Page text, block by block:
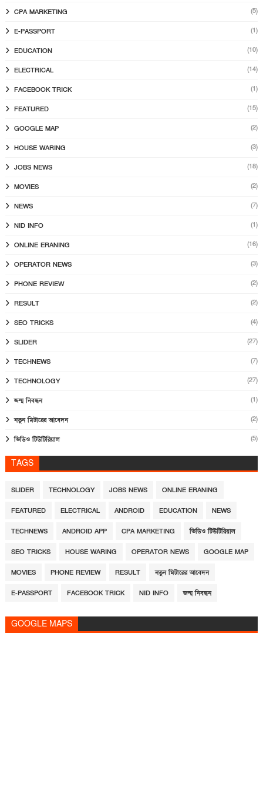
CPA MARKETING (5)
E-PASSPORT (1)
EDUCATION (10)
ELECTRICAL (14)
FACEBOOK TRICK (1)
FEATURED (15)
GOOGLE MAP (2)
HOUSE WARING (3)
JOBS NEWS (18)
MOVIES (2)
NEWS (7)
NID INFO (1)
ONLINE ERANING (16)
OPERATOR NEWS (3)
PHONE REVIEW (2)
RESULT (2)
SEO TRICKS (4)
SLIDER (27)
TECHNEWS (7)
TECHNOLOGY (27)
জন্ম নিবন্ধন (1)
নতুন মিটারের আবেদন (2)
ভিডিও টিউটিরিয়াল (5)
TAGS
SLIDER TECHNOLOGY JOBS NEWS ONLINE ERANING
FEATURED ELECTRICAL ANDROID EDUCATION NEWS
TECHNEWS ANDROID APP CPA MARKETING ভিডিও টিউটিরিয়াল
SEO TRICKS HOUSE WARING OPERATOR NEWS GOOGLE MAP
MOVIES PHONE REVIEW RESULT নতুন মিটারের আবেদন
E-PASSPORT FACEBOOK TRICK NID INFO জন্ম নিবন্ধন
GOOGLE MAPS